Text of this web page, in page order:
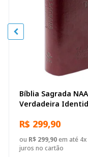
Bíblia Sagrada
Verdadeira
Ilustrada Marrom
R$ 299,90
ou R$ 299,90em até 4x
juros no cartão